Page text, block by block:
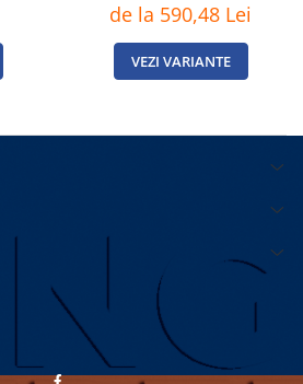
de la 590,48 Lei
VEZI VARIANTE